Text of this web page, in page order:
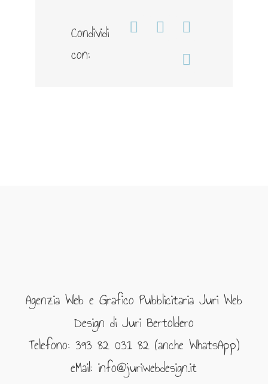
Condividi
con:
Facebook
WhatsApp
Telegram
Email
Agenzia Web e Grafico Pubblicitaria Juri Web
Design di Juri Bertoldero
Telefono: 393 82 031 82 (anche WhatsApp)
eMail: info@juriwebdesign.it